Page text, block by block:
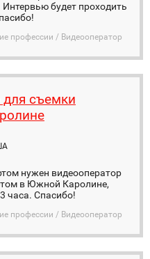
будет проходить
профессии / Видеооператор
съемки
нужен видеооператор
в Южной Каролине,
часа. Спасибо!
профессии / Видеооператор